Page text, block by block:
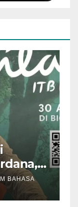
BAHASA